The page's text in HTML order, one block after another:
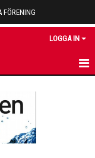
FÖRENING
LOGGA IN